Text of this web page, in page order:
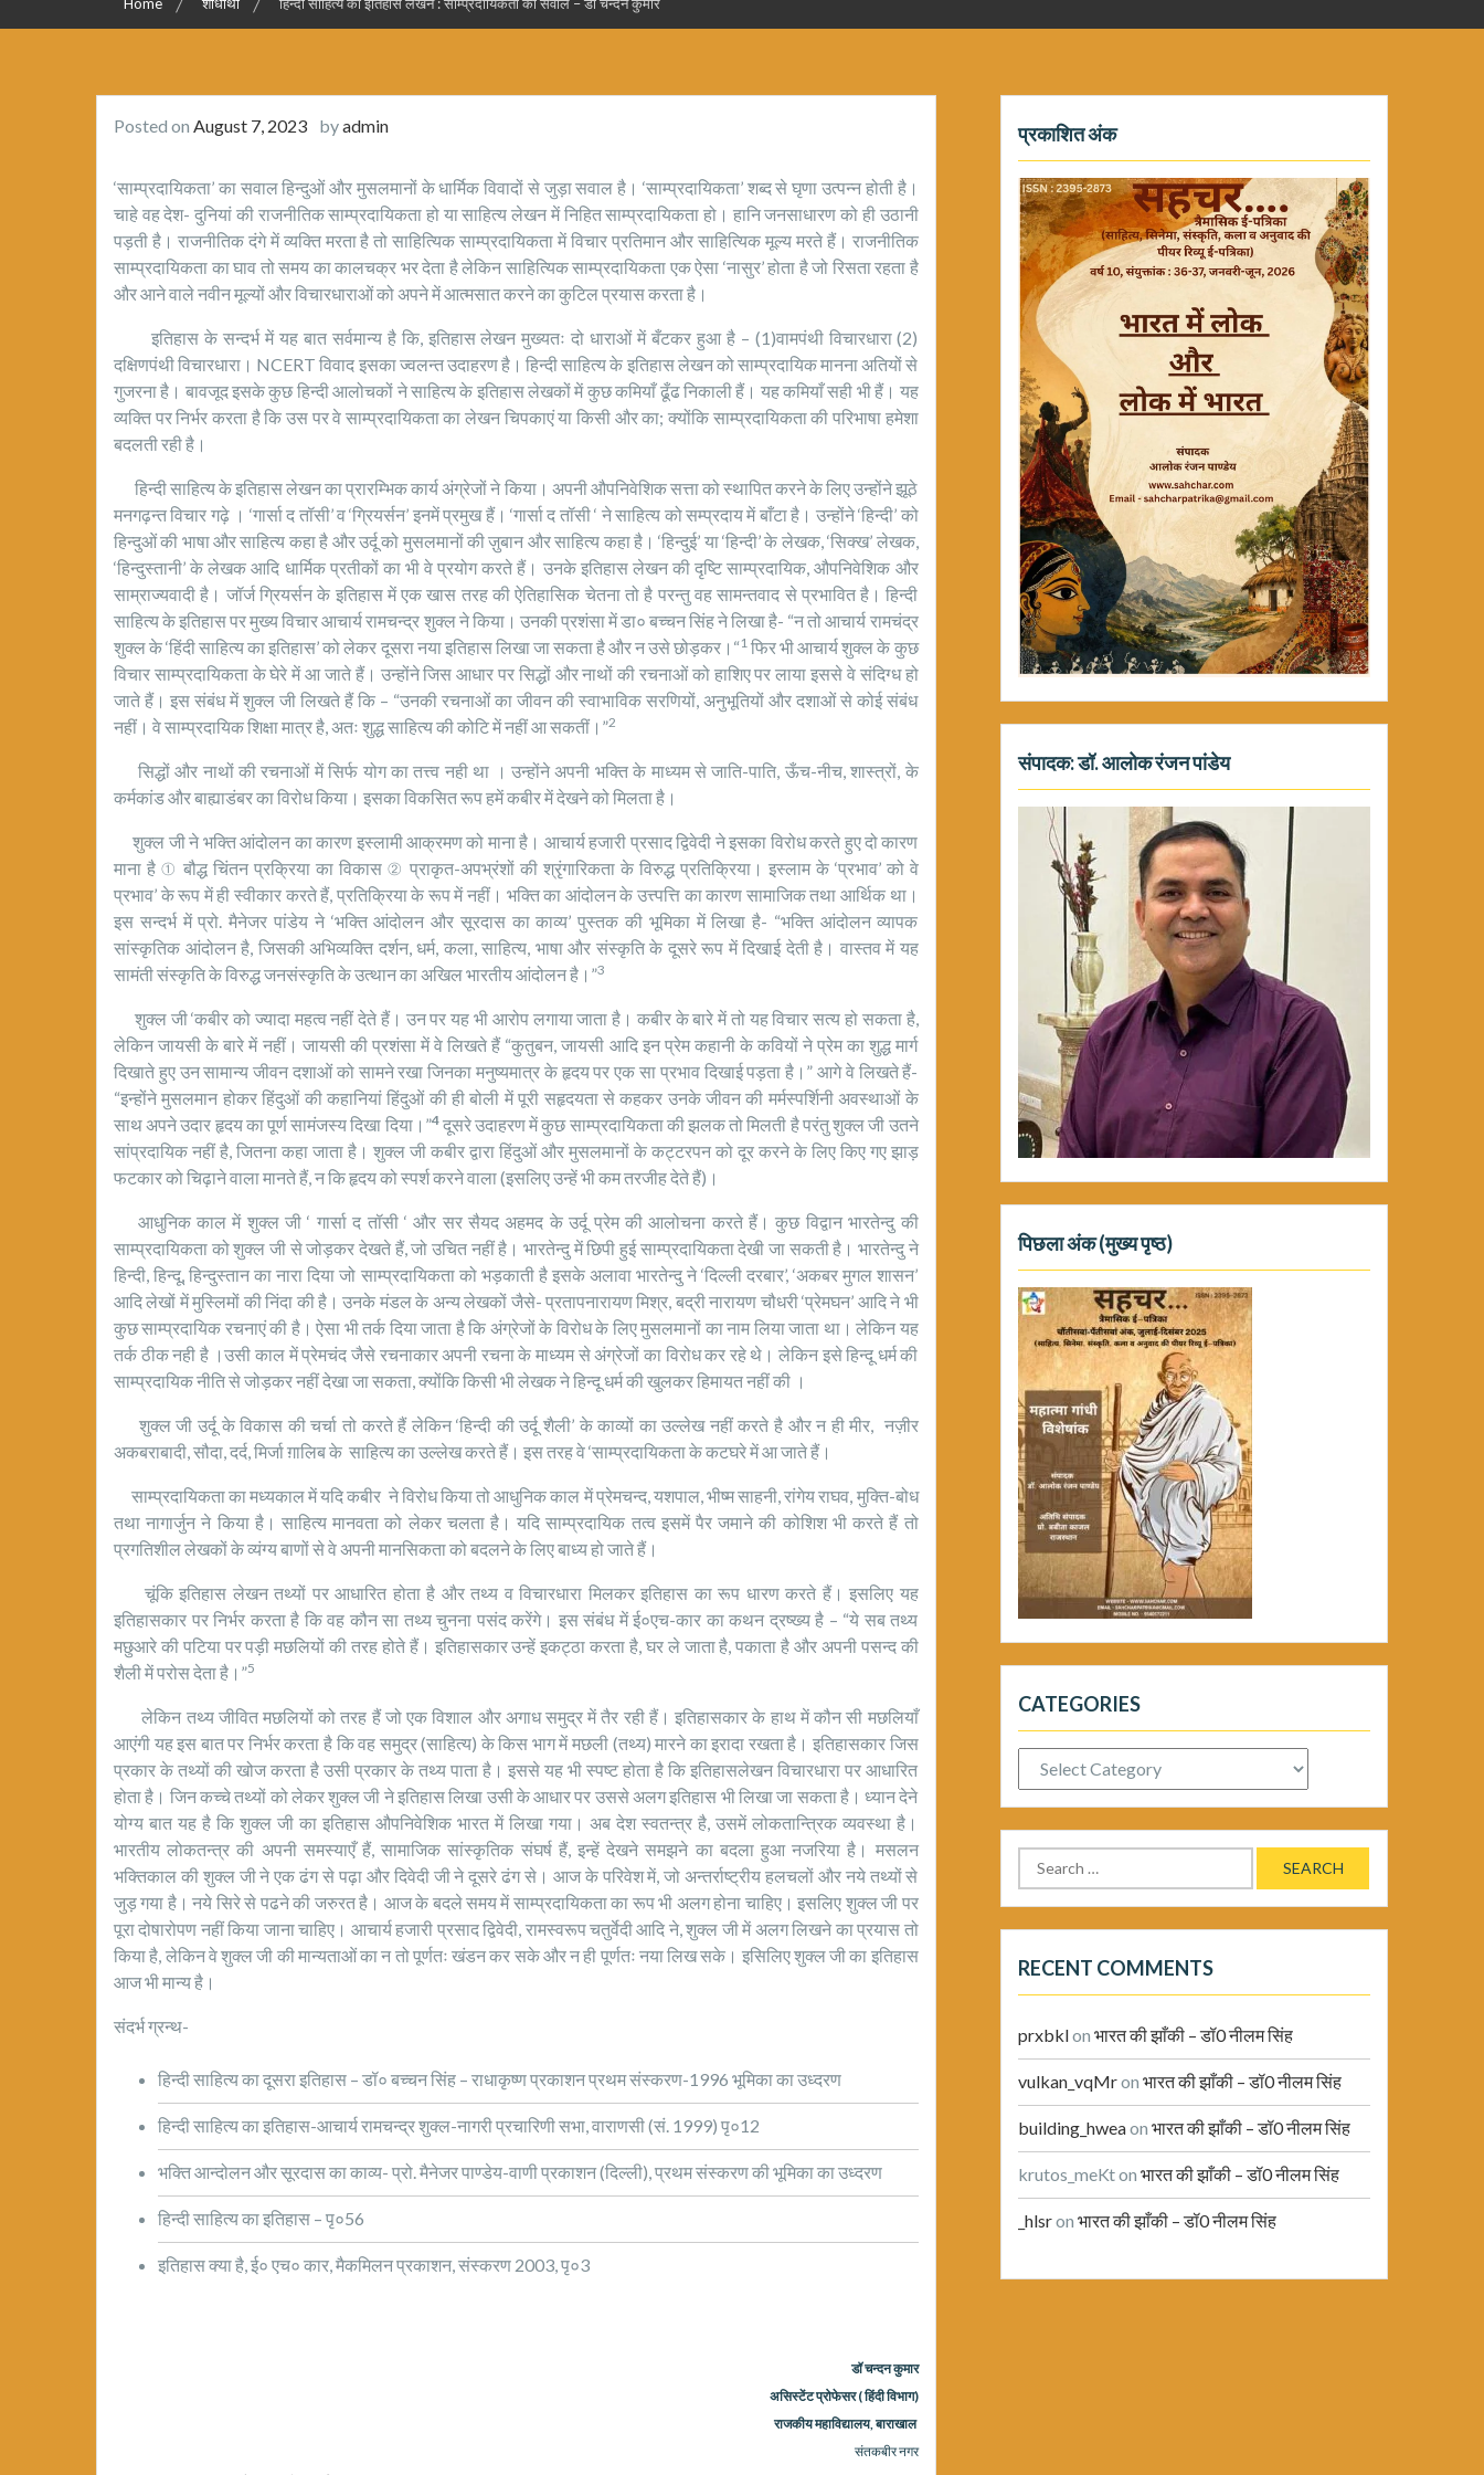
Home शोधार्थी हिन्दी साहित्य का इतिहास लेखन : साम्प्रदायिकता का सवाल – डॉ चन्दन कुमार
Posted on August 7, 2023 byadmin
‘साम्प्रदायिकता’ का सवाल हिन्दुओं और मुसलमानों के धार्मिक विवादों से जुड़ा सवाल है। ‘साम्प्रदायिकता’ शब्द से घृणा उत्पन्न होती है।
चाहे वह देश- दुनियां की राजनीतिक साम्प्रदायिकता हो या साहित्य लेखन में निहित साम्प्रदायिकता हो। हानि जनसाधारण को ही उठानी
पड़ती है। राजनीतिक दंगे में व्यक्ति मरता है तो साहित्यिक साम्प्रदायिकता में विचार प्रतिमान और साहित्यिक मूल्य मरते हैं। राजनीतिक
साम्प्रदायिकता का घाव तो समय का कालचक्र भर देता है लेकिन साहित्यिक साम्प्रदायिकता एक ऐसा ‘नासुर’ होता है जो रिसता रहता है
और आने वाले नवीन मूल्यों और विचारधाराओं को अपने में आत्मसात करने का कुटिल प्रयास करता है।
इतिहास के सन्दर्भ में यह बात सर्वमान्य है कि, इतिहास लेखन मुख्यतः दो धाराओं में बँटकर हुआ है – (1)वामपंथी विचारधारा (2)
दक्षिणपंथी विचारधारा। NCERT विवाद इसका ज्वलन्त उदाहरण है। हिन्दी साहित्य के इतिहास लेखन को साम्प्रदायिक मानना अतियों से
गुजरना है। बावजूद इसके कुछ हिन्दी आलोचकों ने साहित्य के इतिहास लेखकों में कुछ कमियाँ ढूँढ निकाली हैं। यह कमियाँ सही भी हैं। यह
व्यक्ति पर निर्भर करता है कि उस पर वे साम्प्रदायिकता का लेखन चिपकाएं या किसी और का; क्योंकि साम्प्रदायिकता की परिभाषा हमेशा
बदलती रही है।
हिन्दी साहित्य के इतिहास लेखन का प्रारम्भिक कार्य अंग्रेजों ने किया। अपनी औपनिवेशिक सत्ता को स्थापित करने के लिए उन्होंने झूठे
मनगढ़न्त विचार गढ़े । ‘गार्सा द तॉसी’ व ‘ग्रियर्सन’ इनमें प्रमुख हैं। ‘गार्सा द तॉसी ‘ ने साहित्य को सम्प्रदाय में बाँटा है। उन्होंने ‘हिन्दी’ को
हिन्दुओं की भाषा और साहित्य कहा है और उर्दू को मुसलमानों की ज़ुबान और साहित्य कहा है। ‘हिन्दुई’ या ‘हिन्दी’ के लेखक, ‘सिक्ख’ लेखक,
‘हिन्दुस्तानी’ के लेखक आदि धार्मिक प्रतीकों का भी वे प्रयोग करते हैं। उनके इतिहास लेखन की दृष्टि साम्प्रदायिक, औपनिवेशिक और
साम्राज्यवादी है। जॉर्ज ग्रियर्सन के इतिहास में एक खास तरह की ऐतिहासिक चेतना तो है परन्तु वह सामन्तवाद से प्रभावित है। हिन्दी
साहित्य के इतिहास पर मुख्य विचार आचार्य रामचन्द्र शुक्ल ने किया। उनकी प्रशंसा में डा० बच्चन सिंह ने लिखा है- “न तो आचार्य रामचंद्र
शुक्ल के ‘हिंदी साहित्य का इतिहास’ को लेकर दूसरा नया इतिहास लिखा जा सकता है और न उसे छोड़कर।“1 फिर भी आचार्य शुक्ल के कुछ
विचार साम्प्रदायिकता के घेरे में आ जाते हैं। उन्होंने जिस आधार पर सिद्धों और नाथों की रचनाओं को हाशिए पर लाया इससे वे संदिग्ध हो
जाते हैं। इस संबंध में शुक्ल जी लिखते हैं कि – “उनकी रचनाओं का जीवन की स्वाभाविक सरणियों, अनुभूतियों और दशाओं से कोई संबंध
नहीं। वे साम्प्रदायिक शिक्षा मात्र है, अतः शुद्ध साहित्य की कोटि में नहीं आ सकतीं।”2
सिद्धों और नाथों की रचनाओं में सिर्फ योग का तत्त्व नही था । उन्होंने अपनी भक्ति के माध्यम से जाति-पाति, ऊँच-नीच, शास्त्रों, के
कर्मकांड और बाह्याडंबर का विरोध किया। इसका विकसित रूप हमें कबीर में देखने को मिलता है।
शुक्ल जी ने भक्ति आंदोलन का कारण इस्लामी आक्रमण को माना है। आचार्य हजारी प्रसाद द्विवेदी ने इसका विरोध करते हुए दो कारण
माना है ① बौद्ध चिंतन प्रक्रिया का विकास ② प्राकृत-अपभ्रंशों की श्रृंगारिकता के विरुद्ध प्रतिक्रिया। इस्लाम के ‘प्रभाव’ को वे
प्रभाव’ के रूप में ही स्वीकार करते हैं, प्रतिक्रिया के रूप में नहीं। भक्ति का आंदोलन के उत्त्पत्ति का कारण सामाजिक तथा आर्थिक था।
इस सन्दर्भ में प्रो. मैनेजर पांडेय ने ‘भक्ति आंदोलन और सूरदास का काव्य’ पुस्तक की भूमिका में लिखा है- “भक्ति आंदोलन व्यापक
सांस्कृतिक आंदोलन है, जिसकी अभिव्यक्ति दर्शन, धर्म, कला, साहित्य, भाषा और संस्कृति के दूसरे रूप में दिखाई देती है। वास्तव में यह
सामंती संस्कृति के विरुद्ध जनसंस्कृति के उत्थान का अखिल भारतीय आंदोलन है।”3
शुक्ल जी ‘कबीर को ज्यादा महत्व नहीं देते हैं। उन पर यह भी आरोप लगाया जाता है। कबीर के बारे में तो यह विचार सत्य हो सकता है,
लेकिन जायसी के बारे में नहीं। जायसी की प्रशंसा में वे लिखते हैं “कुतुबन, जायसी आदि इन प्रेम कहानी के कवियों ने प्रेम का शुद्ध मार्ग
दिखाते हुए उन सामान्य जीवन दशाओं को सामने रखा जिनका मनुष्यमात्र के हृदय पर एक सा प्रभाव दिखाई पड़ता है।” आगे वे लिखते हैं-
“इन्होंने मुसलमान होकर हिंदुओं की कहानियां हिंदुओं की ही बोली में पूरी सहृदयता से कहकर उनके जीवन की मर्मस्पर्शिनी अवस्थाओं के
साथ अपने उदार हृदय का पूर्ण सामंजस्य दिखा दिया।”4दूसरे उदाहरण में कुछ साम्प्रदायिकता की झलक तो मिलती है परंतु शुक्ल जी उतने
सांप्रदायिक नहीं है, जितना कहा जाता है। शुक्ल जी कबीर द्वारा हिंदुओं और मुसलमानों के कट्टरपन को दूर करने के लिए किए गए झाड़
फटकार को चिढ़ाने वाला मानते हैं, न कि हृदय को स्पर्श करने वाला (इसलिए उन्हें भी कम तरजीह देते हैं)।
आधुनिक काल में शुक्ल जी ‘ गार्सा द तॉसी ‘ और सर सैयद अहमद के उर्दू प्रेम की आलोचना करते हैं। कुछ विद्वान भारतेन्दु की
साम्प्रदायिकता को शुक्ल जी से जोड़कर देखते हैं, जो उचित नहीं है। भारतेन्दु में छिपी हुई साम्प्रदायिकता देखी जा सकती है। भारतेन्दु ने
हिन्दी, हिन्दू, हिन्दुस्तान का नारा दिया जो साम्प्रदायिकता को भड़काती है इसके अलावा भारतेन्दु ने ‘दिल्ली दरबार’, ‘अकबर मुगल शासन’
आदि लेखों में मुस्लिमों की निंदा की है। उनके मंडल के अन्य लेखकों जैसे- प्रतापनारायण मिश्र, बद्री नारायण चौधरी ‘प्रेमघन’ आदि ने भी
कुछ साम्प्रदायिक रचनाएं की है। ऐसा भी तर्क दिया जाता है कि अंग्रेजों के विरोध के लिए मुसलमानों का नाम लिया जाता था। लेकिन यह
तर्क ठीक नही है ।उसी काल में प्रेमचंद जैसे रचनाकार अपनी रचना के माध्यम से अंग्रेजों का विरोध कर रहे थे। लेकिन इसे हिन्दू धर्म की
साम्प्रदायिक नीति से जोड़कर नहीं देखा जा सकता, क्योंकि किसी भी लेखक ने हिन्दू धर्म की खुलकर हिमायत नहीं की ।
शुक्ल जी उर्दू के विकास की चर्चा तो करते हैं लेकिन ‘हिन्दी की उर्दू शैली’ के काव्यों का उल्लेख नहीं करते है और न ही मीर, नज़ीर
अकबराबादी, सौदा, दर्द, मिर्जा ग़ालिब के साहित्य का उल्लेख करते हैं। इस तरह वे ‘साम्प्रदायिकता के कटघरे में आ जाते हैं।
साम्प्रदायिकता का मध्यकाल में यदि कबीर ने विरोध किया तो आधुनिक काल में प्रेमचन्द, यशपाल, भीष्म साहनी, रांगेय राघव, मुक्ति-बोध
तथा नागार्जुन ने किया है। साहित्य मानवता को लेकर चलता है। यदि साम्प्रदायिक तत्व इसमें पैर जमाने की कोशिश भी करते हैं तो
प्रगतिशील लेखकों के व्यंग्य बाणों से वे अपनी मानसिकता को बदलने के लिए बाध्य हो जाते हैं।
चूंकि इतिहास लेखन तथ्यों पर आधारित होता है और तथ्य व विचारधारा मिलकर इतिहास का रूप धारण करते हैं। इसलिए यह
इतिहासकार पर निर्भर करता है कि वह कौन सा तथ्य चुनना पसंद करेंगे। इस संबंध में ई०एच-कार का कथन द्रष्ख्य है – “ये सब तथ्य
मछुआरे की पटिया पर पड़ी मछलियों की तरह होते हैं। इतिहासकार उन्हें इकट्ठा करता है, घर ले जाता है, पकाता है और अपनी पसन्द की
शैली में परोस देता है।”5
लेकिन तथ्य जीवित मछलियों को तरह हैं जो एक विशाल और अगाध समुद्र में तैर रही हैं। इतिहासकार के हाथ में कौन सी मछलियाँ
आएंगी यह इस बात पर निर्भर करता है कि वह समुद्र (साहित्य) के किस भाग में मछली (तथ्य) मारने का इरादा रखता है। इतिहासकार जिस
प्रकार के तथ्यों की खोज करता है उसी प्रकार के तथ्य पाता है। इससे यह भी स्पष्ट होता है कि इतिहासलेखन विचारधारा पर आधारित
होता है। जिन कच्चे तथ्यों को लेकर शुक्ल जी ने इतिहास लिखा उसी के आधार पर उससे अलग इतिहास भी लिखा जा सकता है। ध्यान देने
योग्य बात यह है कि शुक्ल जी का इतिहास औपनिवेशिक भारत में लिखा गया। अब देश स्वतन्त्र है, उसमें लोकतान्त्रिक व्यवस्था है।
भारतीय लोकतन्त्र की अपनी समस्याएँ हैं, सामाजिक सांस्कृतिक संघर्ष हैं, इन्हें देखने समझने का बदला हुआ नजरिया है। मसलन
भक्तिकाल की शुक्ल जी ने एक ढंग से पढ़ा और दिवेदी जी ने दूसरे ढंग से। आज के परिवेश में, जो अन्तर्राष्ट्रीय हलचलों और नये तथ्यों से
जुड़ गया है। नये सिरे से पढने की जरुरत है। आज के बदले समय में साम्प्रदायिकता का रूप भी अलग होना चाहिए। इसलिए शुक्ल जी पर
पूरा दोषारोपण नहीं किया जाना चाहिए। आचार्य हजारी प्रसाद द्विवेदी, रामस्वरूप चतुर्वेदी आदि ने, शुक्ल जी में अलग लिखने का प्रयास तो
किया है, लेकिन वे शुक्ल जी की मान्यताओं का न तो पूर्णतः खंडन कर सके और न ही पूर्णतः नया लिख सके। इसिलिए शुक्ल जी का इतिहास
आज भी मान्य है।
संदर्भ ग्रन्थ-
हिन्दी साहित्य का दूसरा इतिहास – डॉ० बच्चन सिंह – राधाकृष्ण प्रकाशन प्रथम संस्करण-1996 भूमिका का उध्दरण
हिन्दी साहित्य का इतिहास-आचार्य रामचन्द्र शुक्ल-नागरी प्रचारिणी सभा, वाराणसी (सं. 1999) पृ०12
भक्ति आन्दोलन और सूरदास का काव्य- प्रो. मैनेजर पाण्डेय-वाणी प्रकाशन (दिल्ली), प्रथम संस्करण की भूमिका का उध्दरण
हिन्दी साहित्य का इतिहास – पृ०56
इतिहास क्या है, ई० एच० कार, मैकमिलन प्रकाशन, संस्करण 2003, पृ०3
डॉ चन्दन कुमार
असिस्टेंट प्रोफेसर(हिंदी विभाग)
राजकीय महाविद्यालय, बाराखाल
संतकबीर नगर
प्रकाशित अंक
संपादक: डॉ. आलोक रंजन पांडेय
पिछला अंक (मुख्य पृष्ठ)
CATEGORIES
Categories
Search
for:
RECENT COMMENTS
prxbklon भारत की झाँकी – डॉ0 नीलम सिंह
vulkan_vqMron भारत की झाँकी – डॉ0 नीलम सिंह
building_hweaon भारत की झाँकी – डॉ0 नीलम सिंह
krutos_meKton भारत की झाँकी – डॉ0 नीलम सिंह
_hlsron भारत की झाँकी – डॉ0 नीलम सिंह